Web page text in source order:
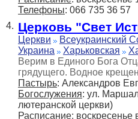
Телефоны: 066 735 36 57
4. Церковь "Свет
Церкви
Всеукраинский
Украина
Харьковская
Верим в Единого Бога
грядущего. Водное
Пастырь: Александров
Богослужения: ул.
лютеранской церкви)
Расписание: воскресенье